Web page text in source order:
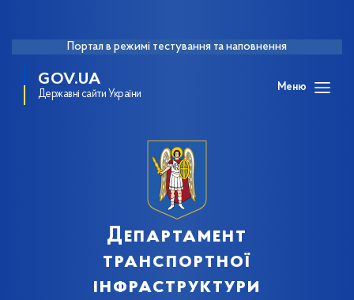
Портал в режимі тестування та наповнення
GOV.UA
Державні сайти України
Меню
Департамент
транспортної
інфраструктури